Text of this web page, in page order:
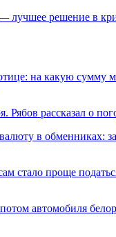
лучшее решение в
на какую сумму
Рябов рассказал о
в обменниках:
стало проще
автомобиля